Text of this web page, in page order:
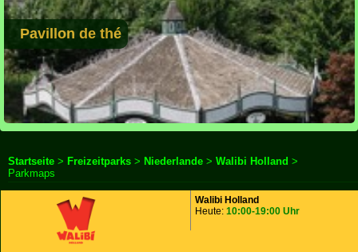
Pavillon de thé
Startseite > Freizeitparks > Niederlande > Walibi Holland >
Parkmaps
Walibi Holland
Heute: 10:00-19:00 Uhr